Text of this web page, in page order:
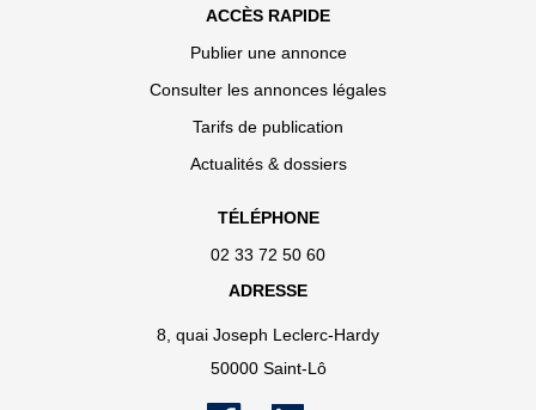
ACCÈS RAPIDE
Publier une annonce
Consulter les annonces légales
Tarifs de publication
Actualités & dossiers
TÉLÉPHONE
02 33 72 50 60
ADRESSE
8, quai Joseph Leclerc-Hardy
50000 Saint-Lô